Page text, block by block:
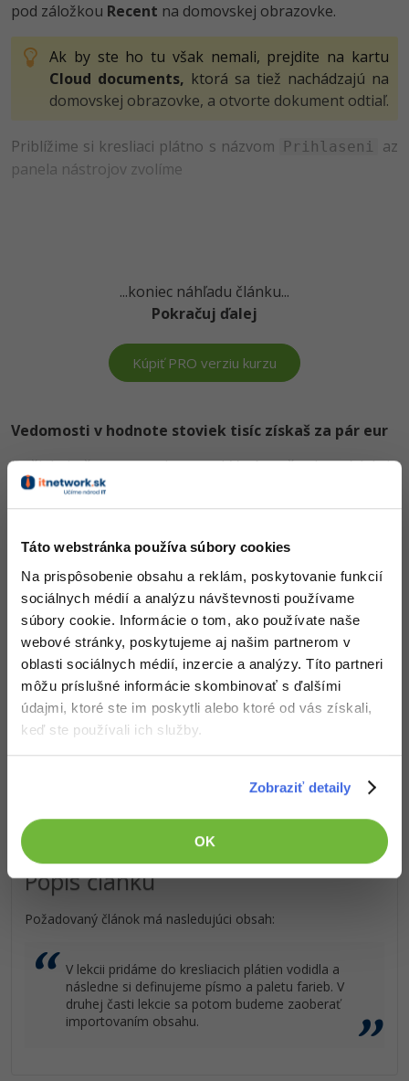
Táto webstránka používa súbory cookies
Na prispôsobenie obsahu a reklám, poskytovanie funkcií
sociálnych médií a analýzu návštevnosti používame
súbory cookie. Informácie o tom, ako používate naše
webové stránky, poskytujeme aj našim partnerom v
oblasti sociálnych médií, inzercie a analýzy. Títo partneri
môžu príslušné informácie skombinovať s ďalšími
údajmi, ktoré ste im poskytli alebo ktoré od vás získali,
keď ste používali ich služby.
Zobraziť detaily
OK
-10%
Pre deti
Viac
Fórum
Elektronický podpis
Windows
Fórum
Príbehy absolventov
Médiá
pod záložkou Recent na domovskej obrazovke.
Ak by ste ho tu však nemali, prejdite na kartu
Cloud documents, ktorá sa tiež nachádzajú na
domovskej obrazovke, a otvorte dokument odtiaľ.
Priblížime si kresliaci plátno s názvom Prihlaseni
az
panela nástrojov zvolíme
...koniec náhľadu článku...
Pokračuj ďalej
Kúpiť PRO verziu kurzu
Vedomosti v hodnote stoviek tisíc získaš za pár eur
Došiel si až sem a to je super! Veríme, že ti prvé lekcie
ukázali niečo nového a užitočného.
Chceš v kurze pokračovať? Prejdi doprémiové sekcie.
Obsah článku spadá pod licenciu Premium
, kúpou článku súhlasíš
zmluvnými podmienkami
Čo od nás v ďalších lekciách dostaneš?
Prístup k jednotlivým lekciám podľa spôsobu
obstarania.
Kvalitné znalostiv oblasti IT.
Zručnosti, ktoré ti pomôžu získať vysnívanú a
Popis článku
Požadovaný článok má nasledujúci obsah:
V lekcii pridáme do kresliacich plátien vodidla a
následne si definujeme písmo a paletu farieb. V
druhej časti lekcie sa potom budeme zaoberať
importovaním obsahu.